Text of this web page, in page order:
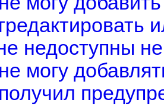
недоступны
могу